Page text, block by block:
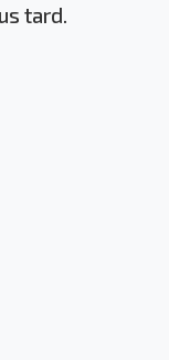
tard.